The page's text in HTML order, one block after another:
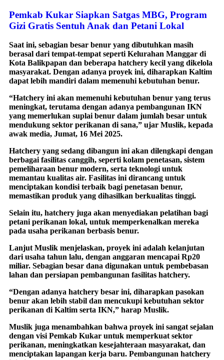
Pemkab Kukar Siapkan Satgas MBG, Program
Gizi Gratis Sentuh Anak dan Petani Lokal
Saat ini, sebagian besar benur yang dibutuhkan masih
berasal dari tempat-tempat seperti Kelurahan Manggar di
Kota Balikpapan dan beberapa hatchery kecil yang dikelola
masyarakat. Dengan adanya proyek ini, diharapkan Kaltim
dapat lebih mandiri dalam memenuhi kebutuhan benur.
“Hatchery ini akan memenuhi kebutuhan benur yang terus
meningkat, terutama dengan adanya pembangunan IKN
yang memerlukan suplai benur dalam jumlah besar untuk
mendukung sektor perikanan di sana,” ujar Muslik, kepada
awak media, Jumat, 16 Mei 2025.
Hatchery yang sedang dibangun ini akan dilengkapi dengan
berbagai fasilitas canggih, seperti kolam penetasan, sistem
pemeliharaan benur modern, serta teknologi untuk
memantau kualitas air. Fasilitas ini dirancang untuk
menciptakan kondisi terbaik bagi penetasan benur,
memastikan produk yang dihasilkan berkualitas tinggi.
Selain itu, hatchery juga akan menyediakan pelatihan bagi
petani perikanan lokal, untuk memperkenalkan mereka
pada usaha perikanan berbasis benur.
Lanjut Muslik menjelaskan, proyek ini adalah kelanjutan
dari usaha tahun lalu, dengan anggaran mencapai Rp20
miliar. Sebagian besar dana digunakan untuk pembebasan
lahan dan persiapan pembangunan fasilitas hatchery.
“Dengan adanya hatchery besar ini, diharapkan pasokan
benur akan lebih stabil dan mencukupi kebutuhan sektor
perikanan di Kaltim serta IKN,” harap Muslik.
Muslik juga menambahkan bahwa proyek ini sangat sejalan
dengan visi Pemkab Kukar untuk memperkuat sektor
perikanan, meningkatkan kesejahteraan masyarakat, dan
menciptakan lapangan kerja baru. Pembangunan hatchery